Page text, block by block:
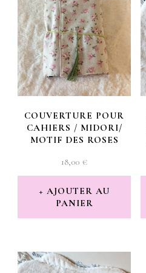
au
plus
ancien
COUVERTURE POUR
CAHIERS / MIDORI/
MOTIF DES ROSES
18,00 €
AJOUTER AU
PANIER